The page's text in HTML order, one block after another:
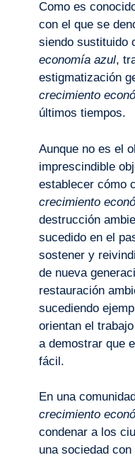
Como es
con el que se
siendo sustituido
economía azul,
estigmatización
crecimiento
últimos tiempos.
Aunque no es el
imprescindible
establecer cómo
crecimiento
destrucción
sucedido en el
sostener y
de nueva
restauración
sucediendo
orientan el
a demostrar que
fácil.
En una
crecimiento
condenar a los
una sociedad